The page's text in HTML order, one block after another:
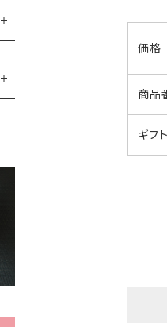
価格
商品
ギフ
ギフト
当店でギ